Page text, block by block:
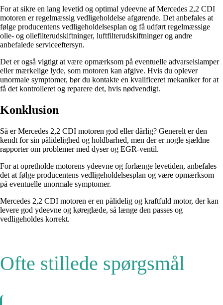
For at sikre en lang levetid og optimal ydeevne af Mercedes 2,2 CDI
motoren er regelmæssig vedligeholdelse afgørende. Det anbefales at
følge producentens vedligeholdelsesplan og få udført regelmæssige
olie- og oliefilterudskiftninger, luftfilterudskiftninger og andre
anbefalede serviceeftersyn.
Det er også vigtigt at være opmærksom på eventuelle advarselslamper
eller mærkelige lyde, som motoren kan afgive. Hvis du oplever
unormale symptomer, bør du kontakte en kvalificeret mekaniker for at
få det kontrolleret og reparere det, hvis nødvendigt.
Konklusion
Så er Mercedes 2,2 CDI motoren god eller dårlig? Generelt er den
kendt for sin pålidelighed og holdbarhed, men der er nogle sjældne
rapporter om problemer med dyser og EGR-ventil.
For at opretholde motorens ydeevne og forlænge levetiden, anbefales
det at følge producentens vedligeholdelsesplan og være opmærksom
på eventuelle unormale symptomer.
Mercedes 2,2 CDI motoren er en pålidelig og kraftfuld motor, der kan
levere god ydeevne og køreglæde, så længe den passes og
vedligeholdes korrekt.
Ofte stillede spørgsmål